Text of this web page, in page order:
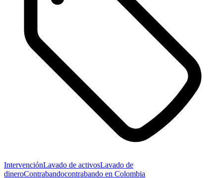
IntervenciónLavado de activosLavado de
dineroContrabandocontrabando en Colombia